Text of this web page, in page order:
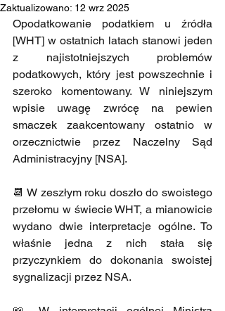
Zaktualizowano: 12 wrz 2025
Opodatkowanie podatkiem u źródła
[WHT] w ostatnich latach stanowi jeden
z najistotniejszych problemów
podatkowych, który jest powszechnie i
szeroko komentowany. W niniejszym
wpisie uwagę zwrócę na pewien
smaczek zaakcentowany ostatnio w
orzecznictwie przez Naczelny Sąd
Administracyjny [NSA].
📆 W zeszłym roku doszło do swoistego
przełomu w świecie WHT, a mianowicie
wydano dwie interpretacje ogólne. To
właśnie jedna z nich stała się
przyczynkiem do dokonania swoistej
sygnalizacji przez NSA.